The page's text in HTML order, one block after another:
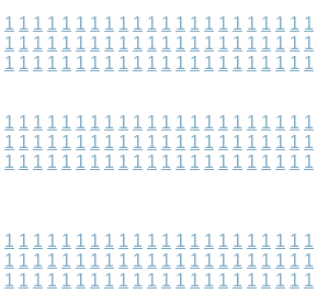
1 1 1 1 1 1 1 1 1 1 1 1 1 1 1 1 1 1 1 1 1 1
1 1 1 1 1 1 1 1 1 1 1 1 1 1 1 1 1 1 1 1 1 1
1 1 1 1 1 1 1 1 1 1 1 1 1 1 1 1 1 1 1 1 1 1
1 1 1 1 1 1 1 1 1 1 1 1 1 1 1 1 1 1 1 1 1 1
1 1 1 1 1 1 1 1 1 1 1 1 1 1 1 1 1 1 1 1 1 1
1 1 1 1 1 1 1 1 1 1 1 1 1 1 1 1 1 1 1 1 1 1
1 1 1 1 1 1 1 1 1 1 1 1 1 1 1 1 1 1 1 1 1 1
1 1 1 1 1 1 1 1 1 1 1 1 1 1 1 1 1 1 1 1 1 1
1 1 1 1 1 1 1 1 1 1 1 1 1 1 1 1 1 1 1 1 1 1